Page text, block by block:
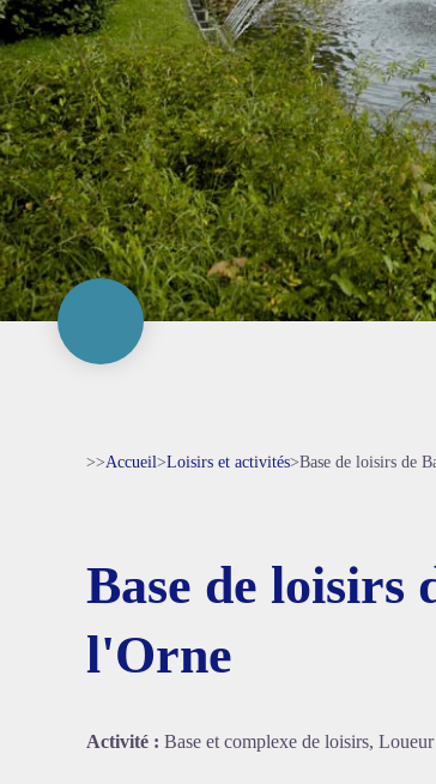
>>Accueil>Loisirs et activités>Base de loisirs de
Base de loisirs
l'Orne
Activité : Base et complexe de loisirs,